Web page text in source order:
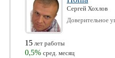
Сергей Хохлов
Доверительное
15 лет работы
0,5% сред. месяц